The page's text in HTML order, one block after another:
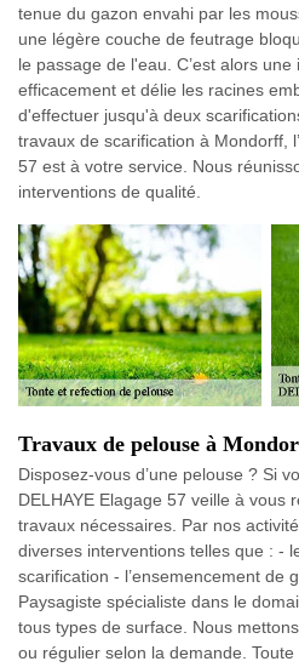
tenue du gazon envahi par les
une légère couche de feutrage
le passage de l'eau. C’est alors
efficacement et délie les racines
d'effectuer jusqu'à deux
travaux de scarification à Mondorff,
57 est à votre service. Nous
interventions de qualité.
Travaux de pelouse à
Disposez-vous d’une pelouse ? Si
DELHAYE Elagage 57 veille à vous
travaux nécessaires. Par nos
diverses interventions telles que : -
scarification - l’ensemencement de
Paysagiste spécialiste dans le
tous types de surface. Nous
ou régulier selon la demande.